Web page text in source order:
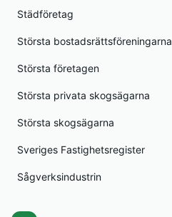
Städföretag
Största bostadsrättsföreningarna
Största företagen
Största privata skogsägarna
Största skogsägarna
Sveriges Fastighetsregister
Sågverksindustrin